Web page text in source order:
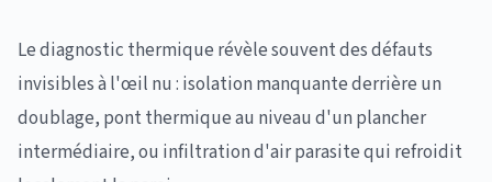
Le diagnostic thermique révèle souvent des défauts
invisibles à l'œil nu : isolation manquante derrière un
doublage, pont thermique au niveau d'un plancher
intermédiaire, ou infiltration d'air parasite qui refroidit